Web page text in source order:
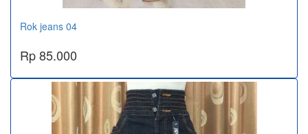
Rok jeans 04
Rp 85.000